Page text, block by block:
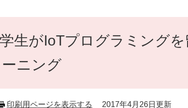
生がIoTプログラミング
ニング
印刷用ページを表示する 2017年4月26日更新